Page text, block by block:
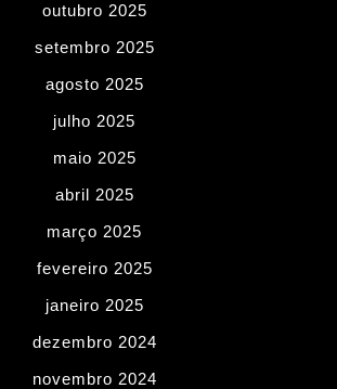
outubro 2025
setembro 2025
agosto 2025
julho 2025
maio 2025
abril 2025
março 2025
fevereiro 2025
janeiro 2025
dezembro 2024
novembro 2024